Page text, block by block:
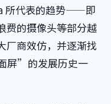
所代表的趋势——即
费的摄像头等部分越
商效仿，并逐渐找
屏”的发展历史一